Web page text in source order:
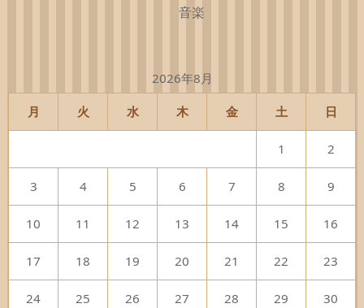
音楽
2026年8月
月 火 水 木 金 土 日
1 2
3 4 5 6 7 8 9
10 11 12 13 14 15 16
17 18 19 20 21 22 23
24 25 26 27 28 29 30